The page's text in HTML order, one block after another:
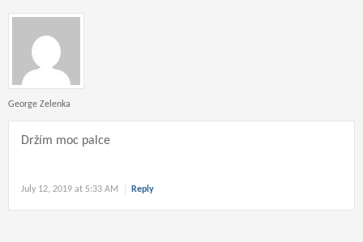
George Zelenka
Držím moc palce
July 12, 2019 at 5:33 AM Reply